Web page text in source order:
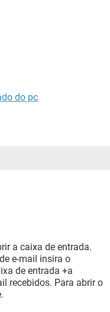
do pc
a caixa de entrada.
e-mail insira o
de entrada +a
recebidos. Para abrir o